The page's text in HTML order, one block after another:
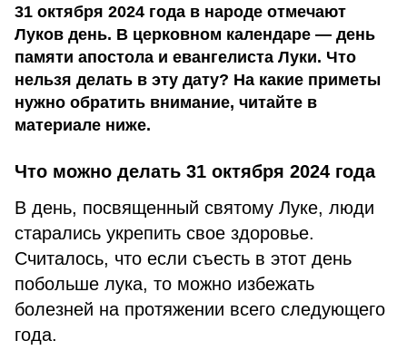
31 октября 2024 года в народе отмечают
Луков день. В церковном календаре — день
памяти апостола и евангелиста Луки. Что
нельзя делать в эту дату? На какие приметы
нужно обратить внимание, читайте в
материале ниже.
Что можно делать 31 октября 2024 года
В день, посвященный святому Луке, люди
старались укрепить свое здоровье.
Считалось, что если съесть в этот день
побольше лука, то можно избежать
болезней на протяжении всего следующего
года.